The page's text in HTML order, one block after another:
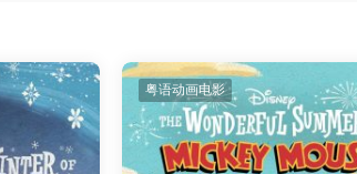
粤语动画电影